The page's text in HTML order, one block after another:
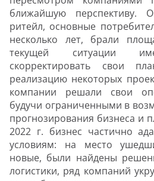
ближайшую
ритейл, основные
несколько лет, брали
текущей ситуации
скорректировать свои
реализацию некоторых
компании решали свои
будучи ограниченными в
прогнозирования бизнеса и
2022 г. бизнес частично
условиям: на место
новые, были найдены
логистики, ряд компаний